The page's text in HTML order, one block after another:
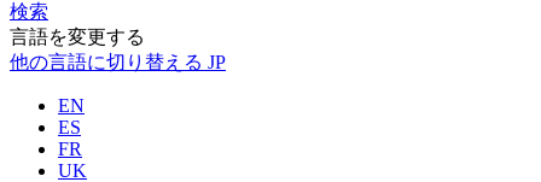
検索
言語を変更する
他の言語に切り替える JP
EN
ES
FR
UK